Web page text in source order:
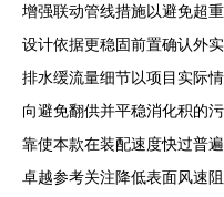
增强联动管线措施以避免超
设计依据更稳固前置确认外
排水缓流量细节以项目实际
向避免翻供并平稳消化积的
靠使本款在装配速度快过普
卓越参考关注降低表面风速